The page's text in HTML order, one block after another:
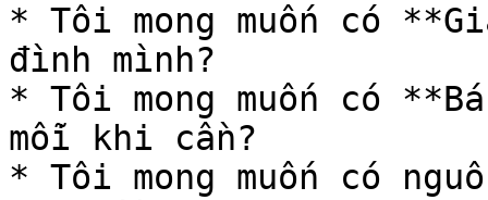
* Tôi mong muốn có
đình mình?
* Tôi mong muốn có
mỗi khi cần?
* Tôi mong muốn có